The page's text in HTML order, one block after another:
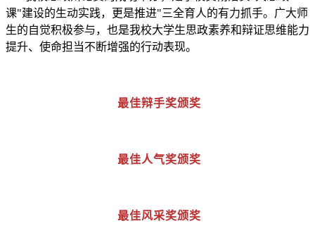
课"建设的生动实践，更是推进"三全育人的有力抓手。广大师
生的自觉积极参与，也是我校大学生思政素养和辩证思维能力
提升、使命担当不断增强的行动表现。
最佳辩手奖颁奖
最佳人气奖颁奖
最佳风采奖颁奖